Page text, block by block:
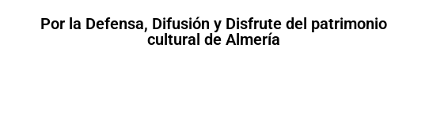
Por la Defensa, Difusión y Disfrute del patrimonio
cultural de Almería